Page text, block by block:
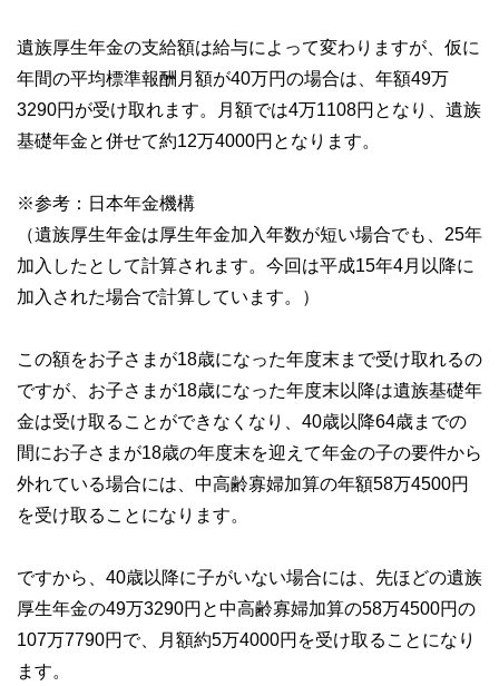
遺族厚生年金の支給額は給与によって変わりますが、仮に
年間の平均標準報酬月額が40万円の場合は、年額49万
3290円が受け取れます。月額では4万1108円となり、遺族
基礎年金と併せて約12万4000円となります。
※参考：日本年金機構
（遺族厚生年金は厚生年金加入年数が短い場合でも、25年
加入したとして計算されます。今回は平成15年4月以降に
加入された場合で計算しています。）
この額をお子さまが18歳になった年度末まで受け取れるの
ですが、お子さまが18歳になった年度末以降は遺族基礎年
金は受け取ることができなくなり、40歳以降64歳までの
間にお子さまが18歳の年度末を迎えて年金の子の要件から
外れている場合には、中高齢寡婦加算の年額58万4500円
を受け取ることになります。
ですから、40歳以降に子がいない場合には、先ほどの遺族
厚生年金の49万3290円と中高齢寡婦加算の58万4500円の
107万7790円で、月額約5万4000円を受け取ることになり
ます。